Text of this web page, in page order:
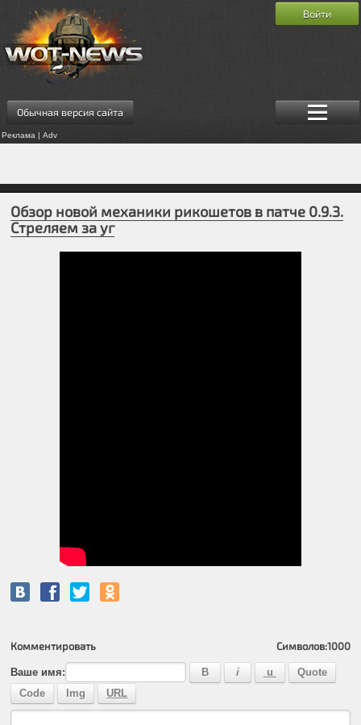
Обычная версия сайта
Реклама | Adv
Войти
Обзор новой механики рикошетов в патче 0.9.3.
Стреляем за уг
Комментировать Символов:1000
Ваше имя: